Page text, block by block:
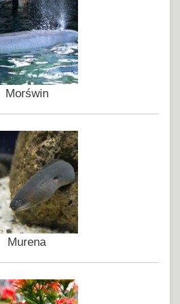
Morświn
Murena